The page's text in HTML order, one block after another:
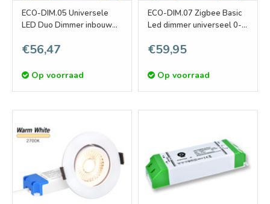
ECO-DIM.05 Universele
LED Duo Dimmer inbouw
€56,47
Op voorraad
ECO-DIM.07 Zigbee Basic
Led dimmer universeel 0-
€59,95
Op voorraad